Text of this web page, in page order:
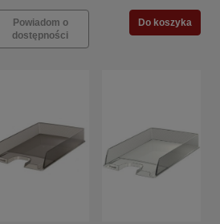
Powiadom o
dostępności
Do koszyka